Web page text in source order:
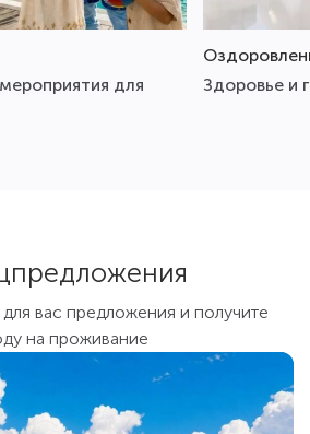
для
Здоровье и
вас предложения и получите
на проживание